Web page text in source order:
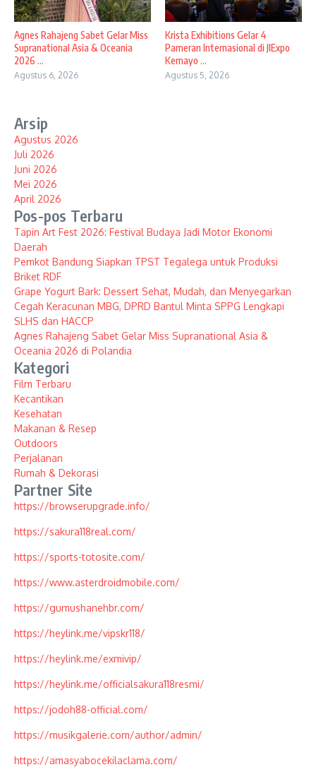
Agnes Rahajeng Sabet Gelar Miss
Supranational Asia & Oceania
2026 ...
Agustus 6, 2026
Krista Exhibitions Gelar 4
Pameran Internasional di JIExpo
Kemayo ...
Agustus 5, 2026
Arsip
Agustus 2026
Juli 2026
Juni 2026
Mei 2026
April 2026
Pos-pos Terbaru
Tapin Art Fest 2026: Festival Budaya Jadi Motor Ekonomi
Daerah
Pemkot Bandung Siapkan TPST Tegalega untuk Produksi
Briket RDF
Grape Yogurt Bark: Dessert Sehat, Mudah, dan Menyegarkan
Cegah Keracunan MBG, DPRD Bantul Minta SPPG Lengkapi
SLHS dan HACCP
Agnes Rahajeng Sabet Gelar Miss Supranational Asia &
Oceania 2026 di Polandia
Kategori
Film Terbaru
Kecantikan
Kesehatan
Makanan & Resep
Outdoors
Perjalanan
Rumah & Dekorasi
Partner Site
https://browserupgrade.info/
https://sakura118real.com/
https://sports-totosite.com/
https://www.asterdroidmobile.com/
https://gumushanehbr.com/
https://heylink.me/vipskr118/
https://heylink.me/exmivip/
https://heylink.me/officialsakura118resmi/
https://jodoh88-official.com/
https://musikgalerie.com/author/admin/
https://amasyabocekilaclama.com/